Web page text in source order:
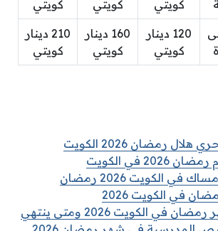
كويتي
كويتي
كويتي
120 دينار
كويتي
160 دينار
كويتي
210 دينار
كويتي
رمضان 2026 الكويت
في الكويت
في الكويت 2026 رمضان
في الكويت 2026
في الكويت 2026 ومتى ينتهي